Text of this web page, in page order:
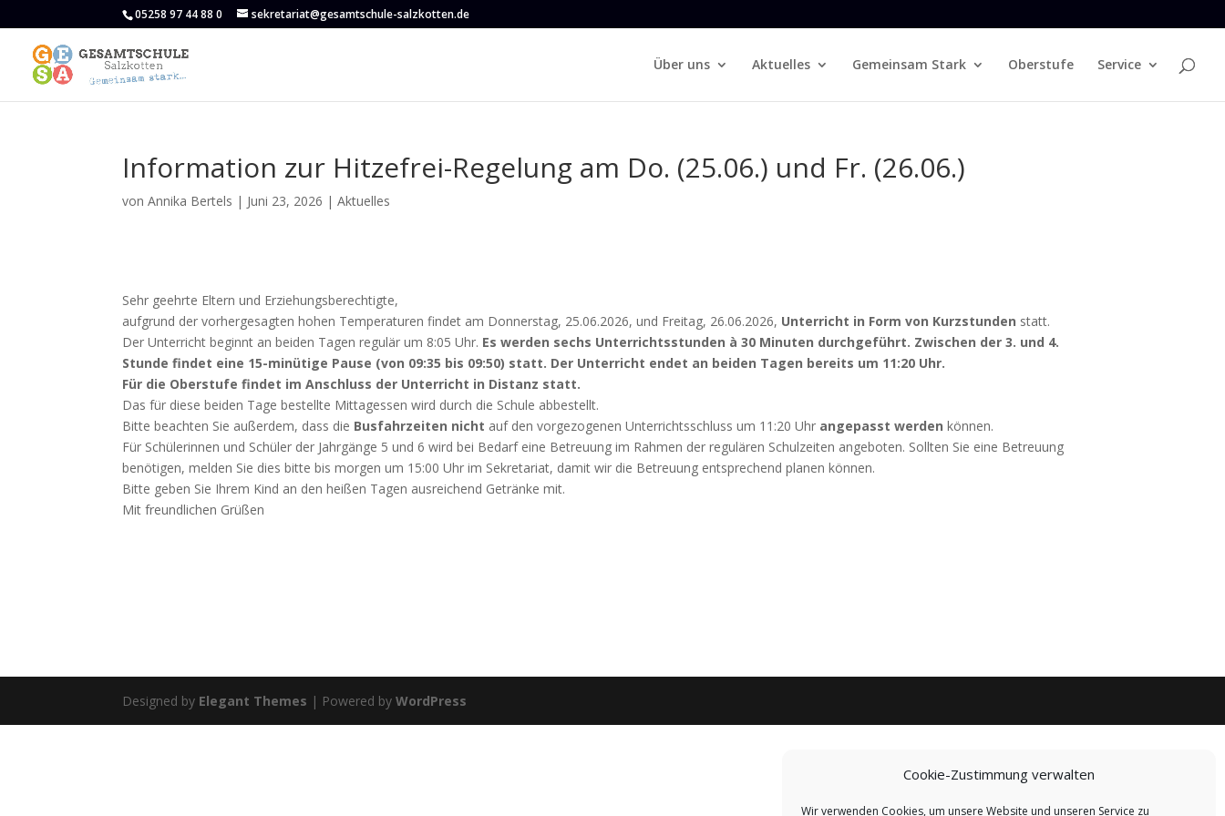
Cookie-Zustimmung verwalten
Wir verwenden Cookies, um unsere Website und unseren Service zu
05258 97 44 88 0 sekretariat@gesamtschule-salzkotten.de
Über uns Aktuelles Gemeinsam Stark Oberstufe Service
Information zur Hitzefrei-Regelung am Do. (25.06.) und Fr. (26.06.)
vonAnnika Bertels | Juni 23, 2026 |Aktuelles
Sehr geehrte Eltern und Erziehungsberechtigte,
aufgrund der vorhergesagten hohen Temperaturen findet am Donnerstag, 25.06.2026, und Freitag, 26.06.2026, Unterricht in Form von Kurzstunden statt.
Der Unterricht beginnt an beiden Tagen regulär um 8:05 Uhr. Es werden sechs Unterrichtsstunden à 30 Minuten durchgeführt. Zwischen der 3. und 4.
Stunde findet eine 15-minütige Pause (von 09:35 bis 09:50) statt. Der Unterricht endet an beiden Tagen bereits um 11:20 Uhr.
Für die Oberstufe findet im Anschluss der Unterricht in Distanz statt.
Das für diese beiden Tage bestellte Mittagessen wird durch die Schule abbestellt.
Bitte beachten Sie außerdem, dass die Busfahrzeiten nicht auf den vorgezogenen Unterrichtsschluss um 11:20 Uhr angepasst werden können.
Für Schülerinnen und Schüler der Jahrgänge 5 und 6 wird bei Bedarf eine Betreuung im Rahmen der regulären Schulzeiten angeboten. Sollten Sie eine Betreuung
benötigen, melden Sie dies bitte bis morgen um 15:00 Uhr im Sekretariat, damit wir die Betreuung entsprechend planen können.
Bitte geben Sie Ihrem Kind an den heißen Tagen ausreichend Getränke mit.
Mit freundlichen Grüßen
Designed by Elegant Themes | Powered byWordPress